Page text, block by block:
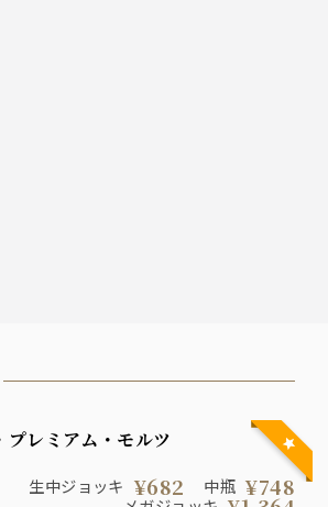
ザ・プレミアム・モルツ
生中ジョッキ ¥682 中瓶 ¥748